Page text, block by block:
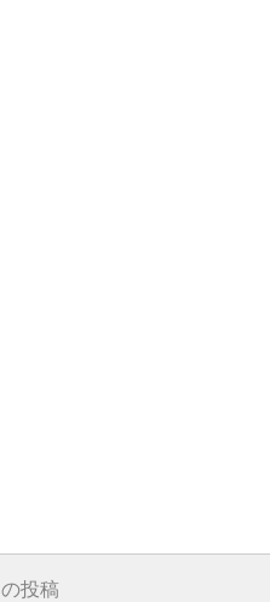
投稿